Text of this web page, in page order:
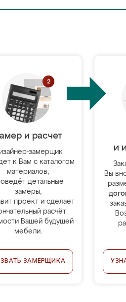
и расчет
замерщик
к Вам с каталогом
материалов,
детальные
замеры,
проект и сделает
расчёт
Вашей будущей
мебели.
ЗАМЕРЩИКА
и
Вы